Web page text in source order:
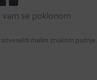
se poklonom
malim znakom pažnje.